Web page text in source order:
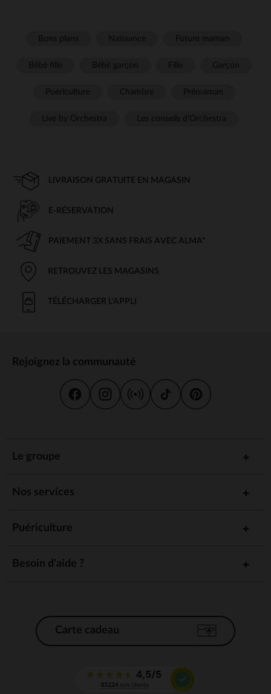
LIVRAISON GRATUITE EN MAGASIN
E-RÉSERVATION
PAIEMENT 3X SANS FRAIS AVEC ALMA*
RETROUVEZ LES MAGASINS
TÉLÉCHARGER L'APPLI
Rejoignez la communauté
Le groupe
Nos services
Puériculture
Besoin d'aide ?
Carte cadeau